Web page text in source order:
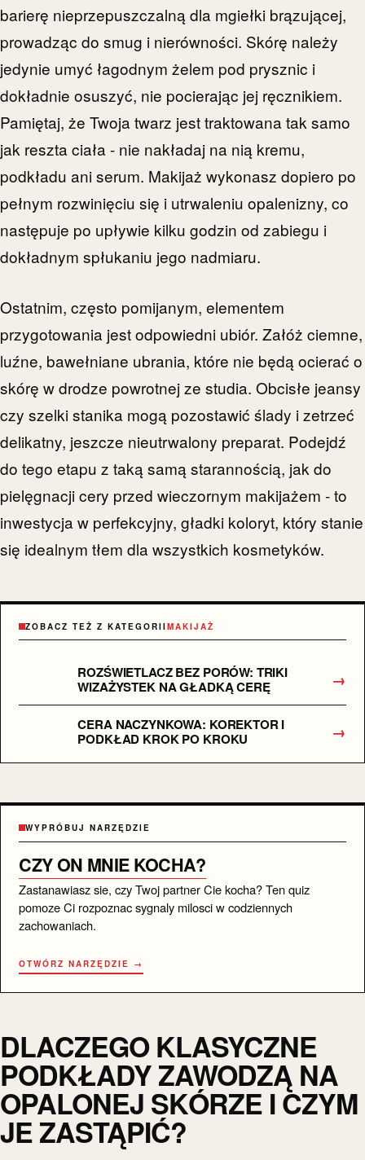
barierę nieprzepuszczalną dla mgiełki brązującej,
prowadząc do smug i nierówności. Skórę należy
jedynie umyć łagodnym żelem pod prysznic i
dokładnie osuszyć, nie pocierając jej ręcznikiem.
Pamiętaj, że Twoja twarz jest traktowana tak samo
jak reszta ciała - nie nakładaj na nią kremu,
podkładu ani serum. Makijaż wykonasz dopiero po
pełnym rozwinięciu się i utrwaleniu opalenizny, co
następuje po upływie kilku godzin od zabiegu i
dokładnym spłukaniu jego nadmiaru.
Ostatnim, często pomijanym, elementem
przygotowania jest odpowiedni ubiór. Załóż ciemne,
luźne, bawełniane ubrania, które nie będą ocierać o
skórę w drodze powrotnej ze studia. Obcisłe jeansy
czy szelki stanika mogą pozostawić ślady i zetrzeć
delikatny, jeszcze nieutrwalony preparat. Podejdź
do tego etapu z taką samą starannością, jak do
pielęgnacji cery przed wieczornym makijażem - to
inwestycja w perfekcyjny, gładki koloryt, który stanie
się idealnym tłem dla wszystkich kosmetyków.
ZOBACZ TEŻ Z KATEGORIIMAKIJAŻ
ROZŚWIETLACZ BEZ PORÓW: TRIKI
WIZAŻYSTEK NA GŁADKĄ CERĘ
→
CERA NACZYNKOWA: KOREKTOR I
PODKŁAD KROK PO KROKU
→
WYPRÓBUJ NARZĘDZIE
CZY ON MNIE KOCHA?
Zastanawiasz sie, czy Twoj partner Cie kocha? Ten quiz
pomoze Ci rozpoznac sygnaly milosci w codziennych
zachowaniach.
OTWÓRZ NARZĘDZIE →
DLACZEGO KLASYCZNE
PODKŁADY ZAWODZĄ NA
OPALONEJ SKÓRZE I CZYM
JE ZASTĄPIĆ?